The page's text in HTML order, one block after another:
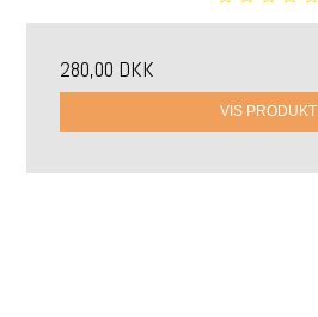
280,00 DKK
VIS PRODUKT